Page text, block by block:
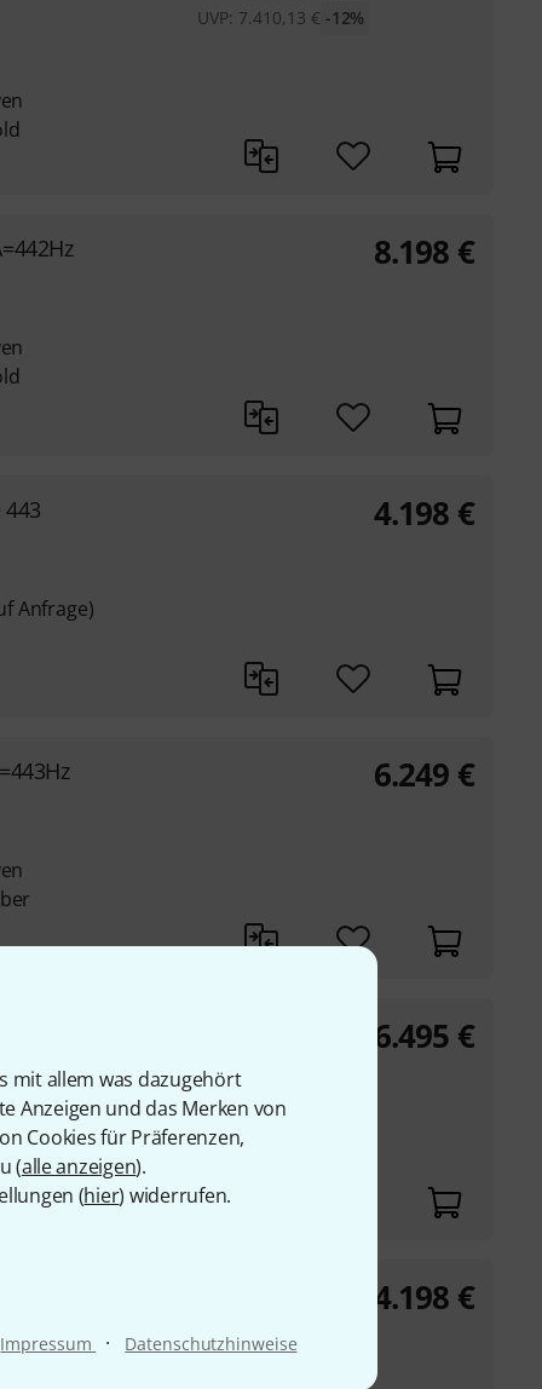
mit allem was dazugehört
Anzeigen und das Merken von
Cookies für Präferenzen,
(alle anzeigen).
(hier) widerrufen.
Impressum · Datenschutzhinweise
UVP: 7.410,13 € -12%
8.198 €
Anfrage)
4.198 €
6.249 €
220 V / 50 Hz
6.495 €
4.198 €